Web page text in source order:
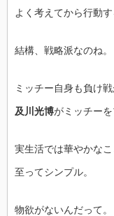
よく考えてから行動す
結構、戦略派なのね。
ミッチー自身も負け戦
及川光博がミッチーを
実生活では華やかなこ
至ってシンプル。
物欲がないんだって。